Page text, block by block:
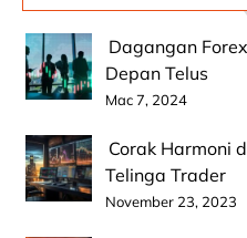
Dagangan
Depan Telus
Mac 7, 2024
Corak Harmoni
Telinga Trader
November 23, 2023